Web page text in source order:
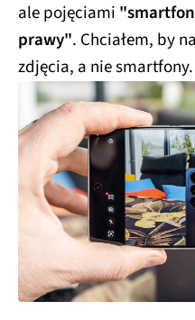
ale pojęciami
prawy". Chciałem, by
zdjęcia, a nie smartfony.